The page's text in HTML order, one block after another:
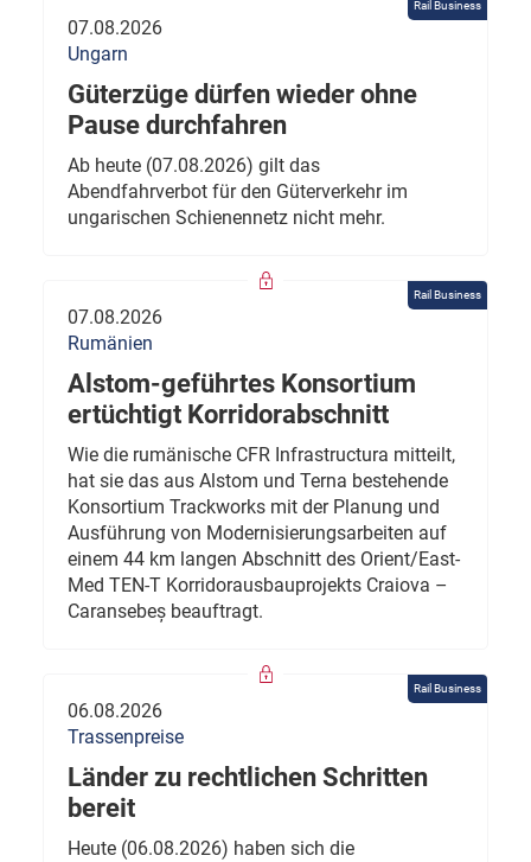
Rail Business
07.08.2026
Ungarn
Güterzüge dürfen wieder ohne
Pause durchfahren
Ab heute (07.08.2026) gilt das
Abendfahrverbot für den Güterverkehr im
ungarischen Schienennetz nicht mehr.
Rail Business
07.08.2026
Rumänien
Alstom-geführtes Konsortium
ertüchtigt Korridorabschnitt
Wie die rumänische CFR Infrastructura mitteilt,
hat sie das aus Alstom und Terna bestehende
Konsortium Trackworks mit der Planung und
Ausführung von Modernisierungsarbeiten auf
einem 44 km langen Abschnitt des Orient/East-
Med TEN-T Korridorausbauprojekts Craiova –
Caransebeș beauftragt.
Rail Business
06.08.2026
Trassenpreise
Länder zu rechtlichen Schritten
bereit
Heute (06.08.2026) haben sich die